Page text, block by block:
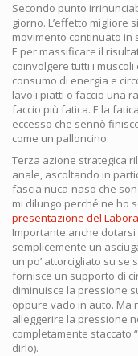
Secondo punto
giorno. L’effetto migliore
movimento continuato in
E per massificare il
coinvolgere tutti i
consumo di energia e
lavo i piatti o faccio una
faccio più fatica. E la
eccesso che sennò
come un palloncino.
Terza azione strategica
anale, ascoltando in
fascia nuca-naso che
mi dilungo perché ne ho
presentazione del
Importante anche
semplicemente un
un po’ attorcigliato su
fornisce un supporto di
diminuisce la pressione
oppure vado in auto. Ma
alleggerire la pressione
completamente staccato
dirlo).